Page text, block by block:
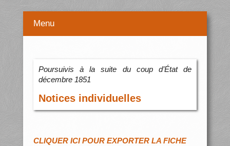
Menu
Poursuivis à la suite du coup d’État de
décembre 1851
Notices individuelles
CLIQUER ICI POUR EXPORTER LA FICHE